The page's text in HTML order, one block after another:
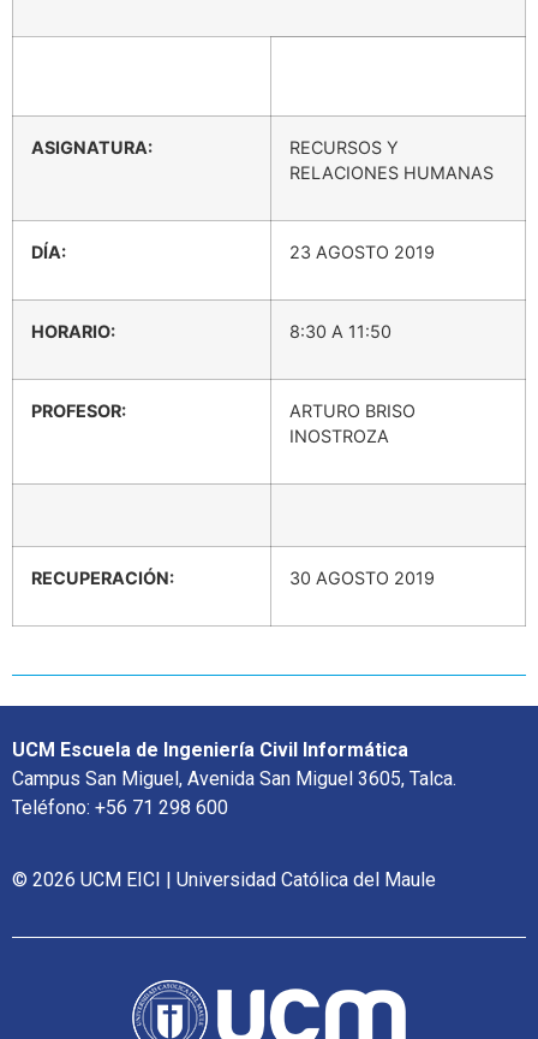
ASIGNATURA:
RECURSOS Y
RELACIONES HUMANAS
DÍA: 23 AGOSTO 2019
HORARIO: 8:30 A 11:50
PROFESOR:
ARTURO BRISO
INOSTROZA
RECUPERACIÓN: 30 AGOSTO 2019
UCM Escuela de Ingeniería Civil Informática
Campus San Miguel, Avenida San Miguel 3605, Talca.
Teléfono: +56 71 298 600
© 2026 UCM EICI | Universidad Católica del Maule